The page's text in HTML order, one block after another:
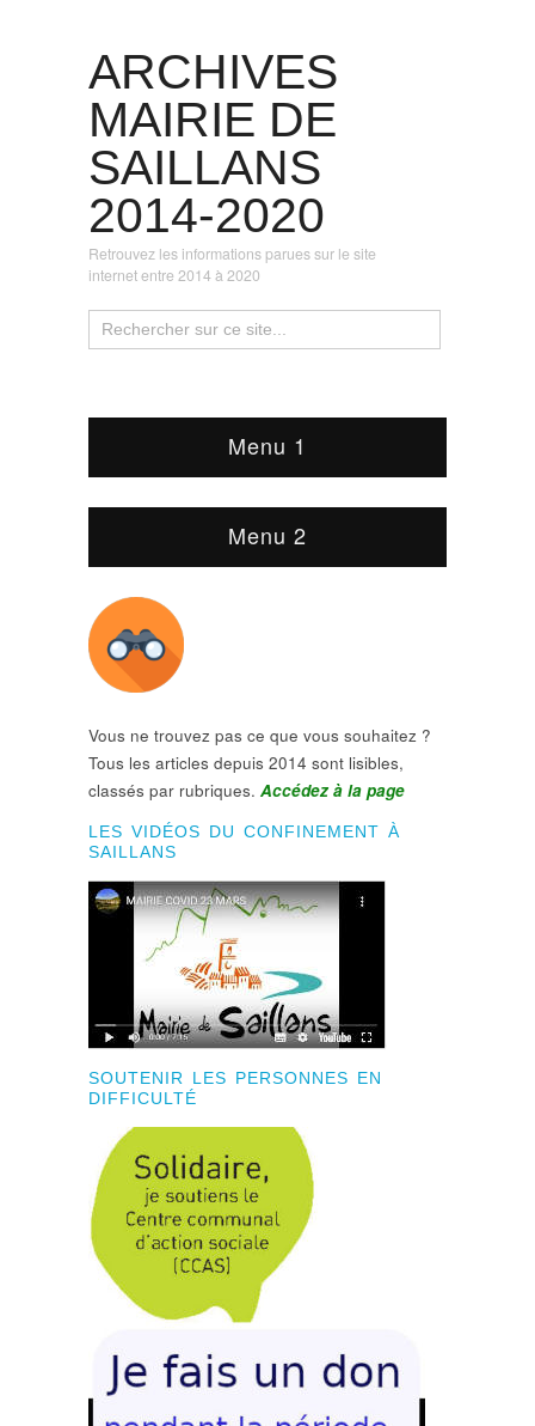
ARCHIVES
MAIRIE DE
SAILLANS
2014-2020
Retrouvez les informations parues sur le site
internet entre 2014 à 2020
Menu 1
Menu 2
Vous ne trouvez pas ce que vous souhaitez ?
Tous les articles depuis 2014 sont lisibles,
classés par rubriques. Accédez à la page
LES VIDÉOS DU CONFINEMENT À
SAILLANS
SOUTENIR LES PERSONNES EN
DIFFICULTÉ